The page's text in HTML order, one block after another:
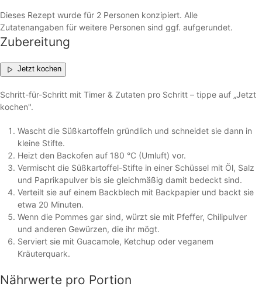
Dieses Rezept wurde für 2 Personen konzipiert. Alle
Zutatenangaben für weitere Personen sind ggf. aufgerundet.
Zubereitung
Jetzt kochen
Schritt-für-Schritt mit Timer & Zutaten pro Schritt – tippe auf „Jetzt
kochen".
Wascht die Süßkartoffeln gründlich und schneidet sie dann in
kleine Stifte.
Heizt den Backofen auf 180 °C (Umluft) vor.
Vermischt die Süßkartoffel-Stifte in einer Schüssel mit Öl, Salz
und Paprikapulver bis sie gleichmäßig damit bedeckt sind.
Verteilt sie auf einem Backblech mit Backpapier und backt sie
etwa 20 Minuten.
Wenn die Pommes gar sind, würzt sie mit Pfeffer, Chilipulver
und anderen Gewürzen, die ihr mögt.
Serviert sie mit Guacamole, Ketchup oder veganem
Kräuterquark.
Nährwerte pro Portion